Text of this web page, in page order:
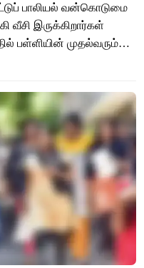
பாலியல் வன்கொடுமை
வீசி இருக்கிறார்கள்
பள்ளியின் முதல்வரும்